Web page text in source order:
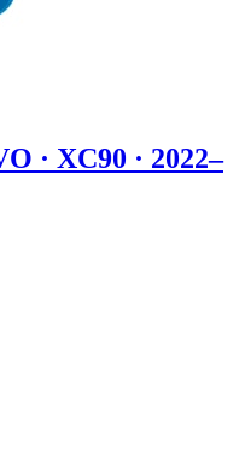
· XC90 · 2022–